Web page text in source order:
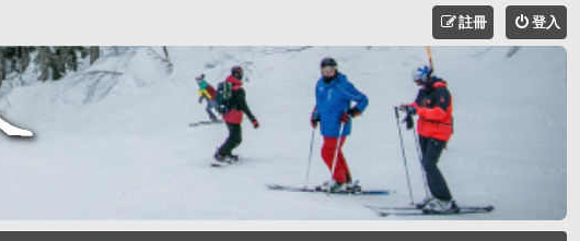
登入
註冊